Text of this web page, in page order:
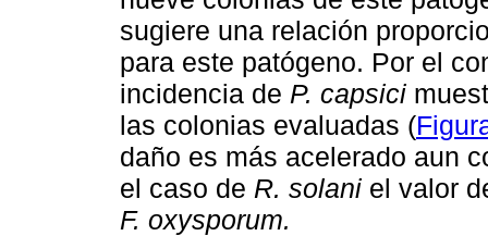
sugiere una relación
para este patógeno. Por el
incidencia de P. capsici
las colonias evaluadas (
daño es más acelerado aun
el caso de R. solani el valor
F. oxysporum.